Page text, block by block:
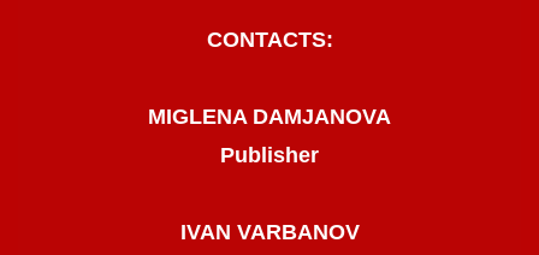
CONTACTS:
MIGLENA DAMJANOVA
Publisher
IVAN VARBANOV